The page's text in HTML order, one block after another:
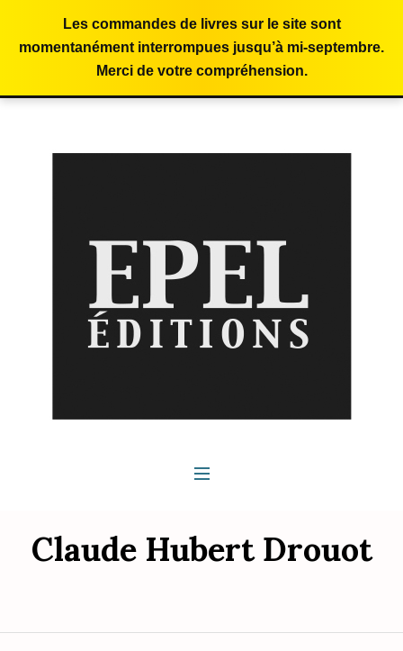
Les commandes de livres sur le site sont
momentanément interrompues jusqu’à mi-septembre.
Merci de votre compréhension.
Claude Hubert Drouot